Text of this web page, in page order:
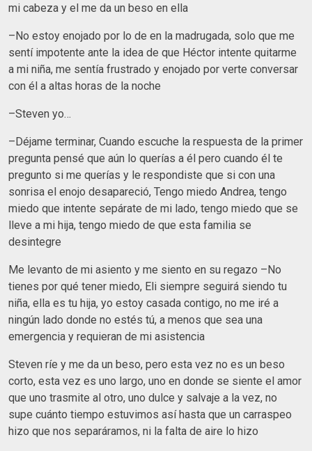
mi cabeza y el me da un beso en ella
–No estoy enojado por lo de en la madrugada, solo que me
sentí impotente ante la idea de que Héctor intente quitarme
a mi niña, me sentía frustrado y enojado por verte conversar
con él a altas horas de la noche
–Steven yo…
–Déjame terminar, Cuando escuche la respuesta de la primer
pregunta pensé que aún lo querías a él pero cuando él te
pregunto si me querías y le respondiste que si con una
sonrisa el enojo desapareció, Tengo miedo Andrea, tengo
miedo que intente sepárate de mi lado, tengo miedo que se
lleve a mi hija, tengo miedo de que esta familia se
desintegre
Me levanto de mi asiento y me siento en su regazo –No
tienes por qué tener miedo, Eli siempre seguirá siendo tu
niña, ella es tu hija, yo estoy casada contigo, no me iré a
ningún lado donde no estés tú, a menos que sea una
emergencia y requieran de mi asistencia
Steven ríe y me da un beso, pero esta vez no es un beso
corto, esta vez es uno largo, uno en donde se siente el amor
que uno trasmite al otro, uno dulce y salvaje a la vez, no
supe cuánto tiempo estuvimos así hasta que un carraspeo
hizo que nos separáramos, ni la falta de aire lo hizo